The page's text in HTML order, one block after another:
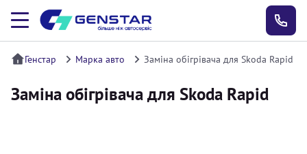
Генстар Марка авто Заміна обігрівача для Skoda Rapid
Заміна обігрівача для Skoda Rapid